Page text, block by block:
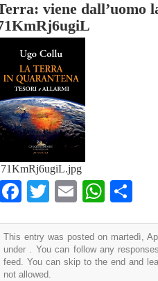
viene dall’uomo
71KmRj6ugiL.jpg
Facebook
TwitterEmail
This entry was posted on martedì,
under . You can follow any
feed. You can skip to the end and
not allowed.